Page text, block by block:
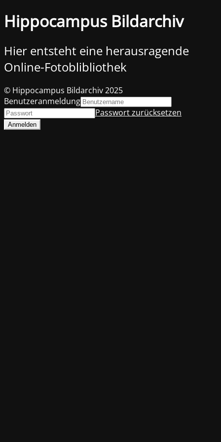
Hippocampus Bildarchiv
Hier entsteht eine herausragende
Online-Fotoblibliothek
© Hippocampus Bildarchiv 2025
Benutzeranmeldung
Passwort zurücksetzen